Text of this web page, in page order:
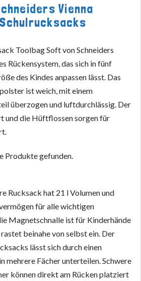
Vienna
Toolbag Soft von Schneiders
Rückensystem, das sich in fünf
des Kindes anpassen lässt. Das
ist weich, mit einem
überzogen und luftdurchlässig. Der
und die Hüftflossen sorgen für
Produkte gefunden.
Rucksack hat 21 l Volumen und
für alle wichtigen
Magnetschnalle ist für Kinderhände
beinahe von selbst ein. Der
lässt sich durch einen
mehrere Fächer unterteilen. Schwere
können direkt am Rücken platziert